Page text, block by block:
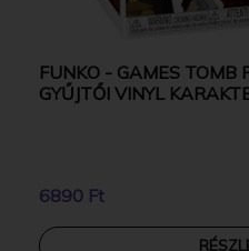
FUNKO - GAMES TOMB
GYŰJTŐI VINYL
6890 Ft